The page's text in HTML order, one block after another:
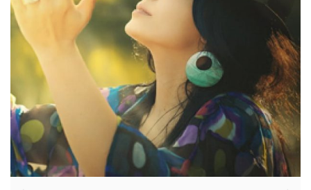
גלריה
אוכל, דעות, כשרונות, מזג אויר, מצב רוח, משחקים, ספרים, עיצוב, פרי